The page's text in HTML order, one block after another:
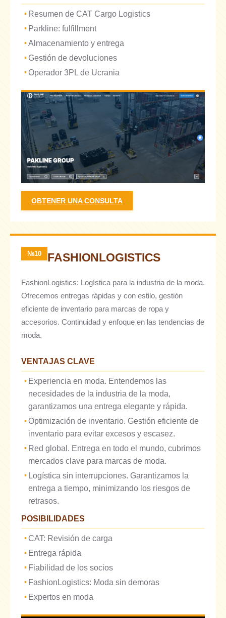
Resumen de CAT Cargo Logistics
Parkline: fulfillment
Almacenamiento y entrega
Gestión de devoluciones
Operador 3PL de Ucrania
OBTENER UNA CONSULTA
№10 FASHIONLOGISTICS
FashionLogistics: Logística para la industria de la moda.
Ofrecemos entregas rápidas y con estilo, gestión
eficiente de inventario para marcas de ropa y
accesorios. Continuidad y enfoque en las tendencias de
moda.
VENTAJAS CLAVE
Experiencia en moda. Entendemos las
necesidades de la industria de la moda,
garantizamos una entrega elegante y rápida.
Optimización de inventario. Gestión eficiente de
inventario para evitar excesos y escasez.
Red global. Entrega en todo el mundo, cubrimos
mercados clave para marcas de moda.
Logística sin interrupciones. Garantizamos la
entrega a tiempo, minimizando los riesgos de
retrasos.
POSIBILIDADES
CAT: Revisión de carga
Entrega rápida
Fiabilidad de los socios
FashionLogistics: Moda sin demoras
Expertos en moda